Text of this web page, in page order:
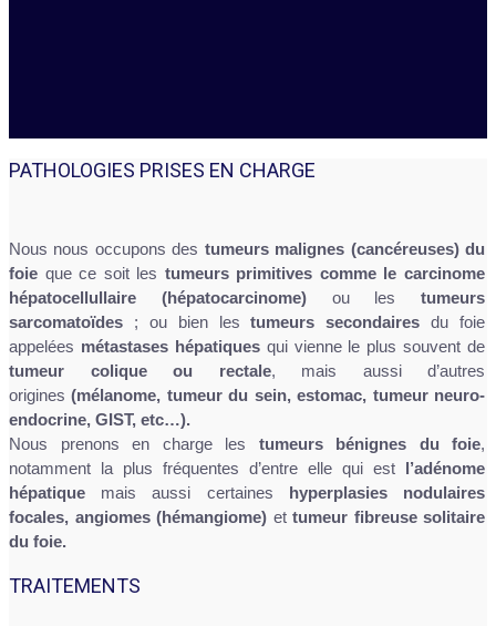
PATHOLOGIES PRISES EN CHARGE
Nous nous occupons des tumeurs malignes (cancéreuses) du
foie que ce soit les tumeurs primitives comme le carcinome
hépatocellullaire (hépatocarcinome)ou les tumeurs
sarcomatoïdes ; ou bien lestumeurs secondaires du foie
appelées métastases hépatiquesqui vienne le plus souvent de
tumeur colique ou rectale, mais aussi d’autres
origines(mélanome, tumeur du sein, estomac, tumeur neuro-
endocrine, GIST, etc…).
Nous prenons en charge les tumeurs bénignes du foie,
notamment la plus fréquentes d’entre elle qui est l’adénome
hépatique mais aussi certaines hyperplasies nodulaires
focales, angiomes (hémangiome) et tumeur fibreuse solitaire
du foie.
TRAITEMENTS